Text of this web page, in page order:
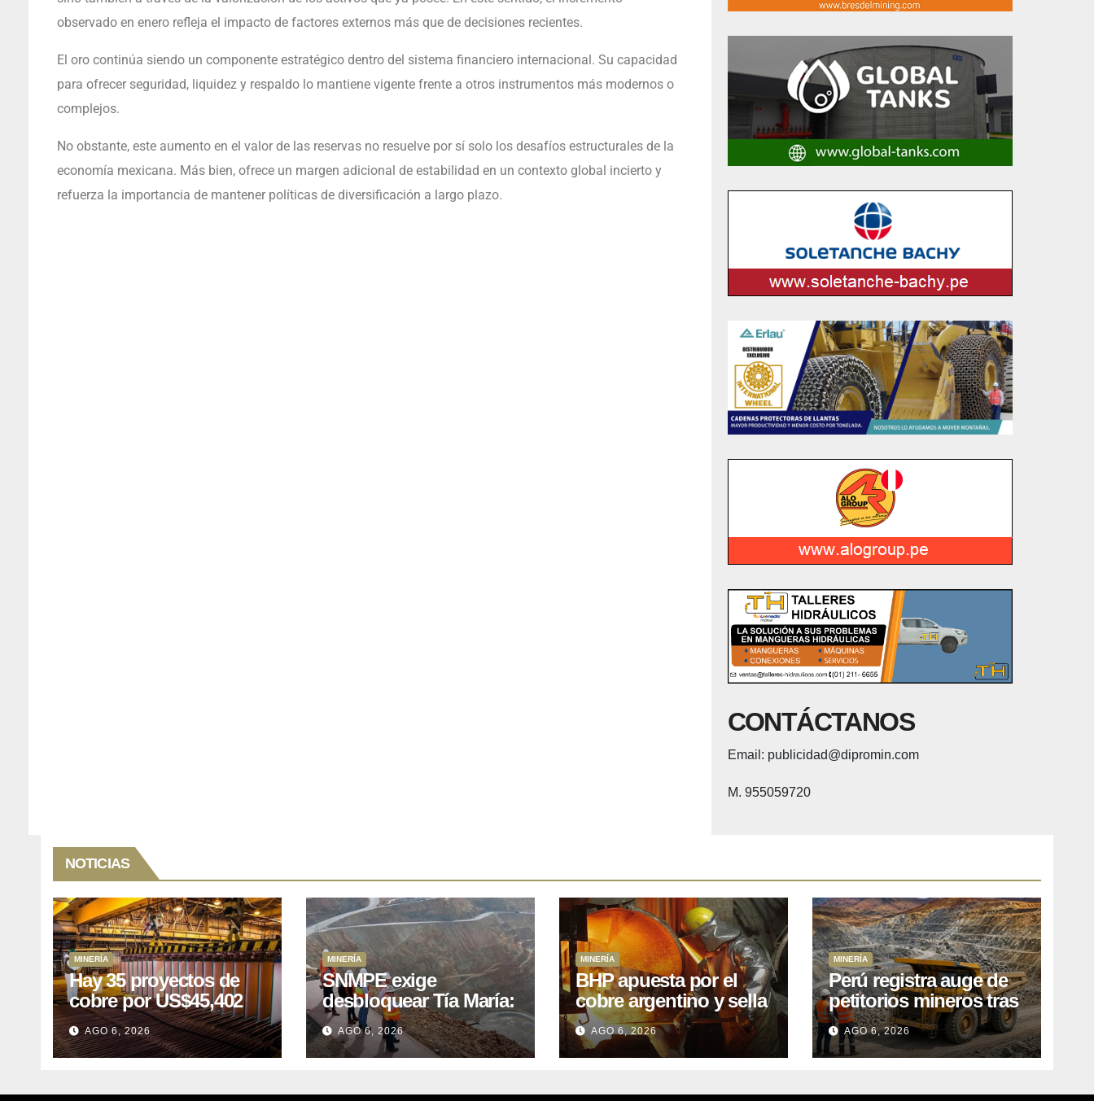
observado en enero refleja el impacto de factores externos más que de decisiones recientes.
El oro continúa siendo un componente estratégico dentro del sistema financiero internacional. Su capacidad
para ofrecer seguridad, liquidez y respaldo lo mantiene vigente frente a otros instrumentos más modernos o
complejos.
No obstante, este aumento en el valor de las reservas no resuelve por sí solo los desafíos estructurales de la
economía mexicana. Más bien, ofrece un margen adicional de estabilidad en un contexto global incierto y
refuerza la importancia de mantener políticas de diversificación a largo plazo.
CONTÁCTANOS
Email: publicidad@dipromin.com
M. 955059720
NOTICIAS
MINERÍA
Hay 35 proyectos de
cobre por US$45,402
millones que Perú
puede aprovechar
AGO 6, 2026
MINERÍA
SNMPE exige
desbloquear Tía María:
el proyecto de
US$1.400M que Perú
lleva 15 años
AGO 6, 2026
MINERÍA
BHP apuesta por el
cobre argentino y sella
acuerdo con Kobrea
para siete proyecto
AGO 6, 2026
MINERÍA
Perú registra auge de
petitorios mineros tras
liberación de más de
mil concesiones para
explorar cobre y oro
AGO 6, 2026